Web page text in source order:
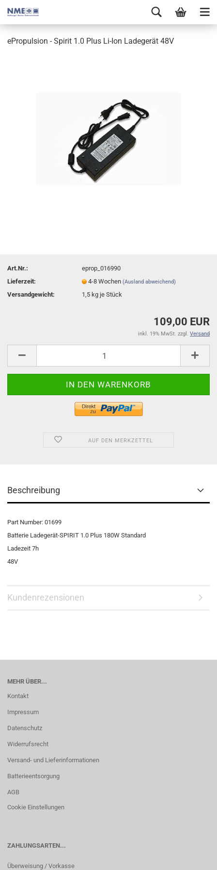
ePropulsion - Spirit 1.0 Plus Li-Ion Ladegerät 48V
Art.Nr.:
eprop_016990
Lieferzeit:
4-8 Wochen(Ausland abweichend)
Versandgewicht: 1,5 kg je Stück
109,00 EUR
inkl. 19% MwSt. zzgl. Versand
AUF DEN MERKZETTEL
Beschreibung
Part Number: 01699
Batterie Ladegerät-SPIRIT 1.0 Plus 180W Standard
Ladezeit 7h
48V
Kundenrezensionen
MEHR ÜBER...
Kontakt
Impressum
Datenschutz
Widerrufsrecht
Versand- und Lieferinformationen
Batterieentsorgung
AGB
Cookie Einstellungen
ZAHLUNGSARTEN...
Überweisung / Vorkasse